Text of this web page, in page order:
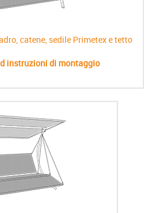
catene, sedile Primetex e tetto
instruzioni di montaggio